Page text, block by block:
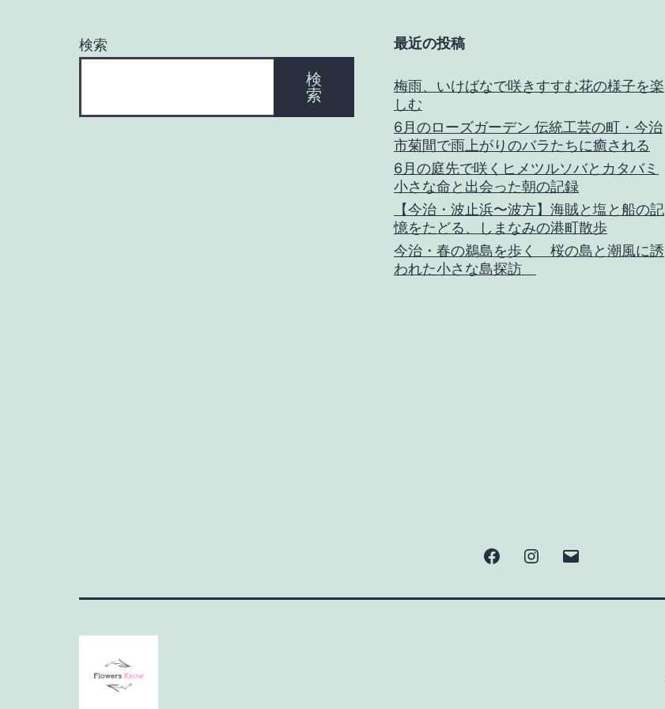
検索
検
索
最近の投稿
梅雨、いけばなで咲きすすむ花の様子を楽
しむ
6月のローズガーデン 伝統工芸の町・今治
市菊間で雨上がりのバラたちに癒される
6月の庭先で咲くヒメツルソバとカタバミ
小さな命と出会った朝の記録
【今治・波止浜〜波方】海賊と塩と船の記
憶をたどる、しまなみの港町散歩
今治・春の鵜島を歩く 桜の島と潮風に誘
われた小さな島探訪
FacebookInstagram